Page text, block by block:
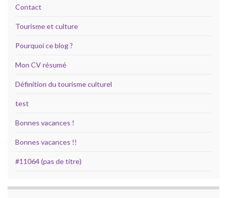
Contact
Tourisme et culture
Pourquoi ce blog ?
Mon CV résumé
Définition du tourisme culturel
test
Bonnes vacances !
Bonnes vacances !!
#11064 (pas de titre)